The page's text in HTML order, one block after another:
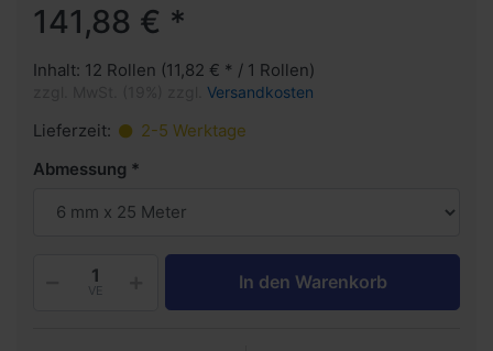
141,88 € *
Inhalt: 12 Rollen (11,82 € * / 1 Rollen)
Versandkosten
Lieferzeit:
2-5 Werktage
Abmessung
VE In den Warenkorb